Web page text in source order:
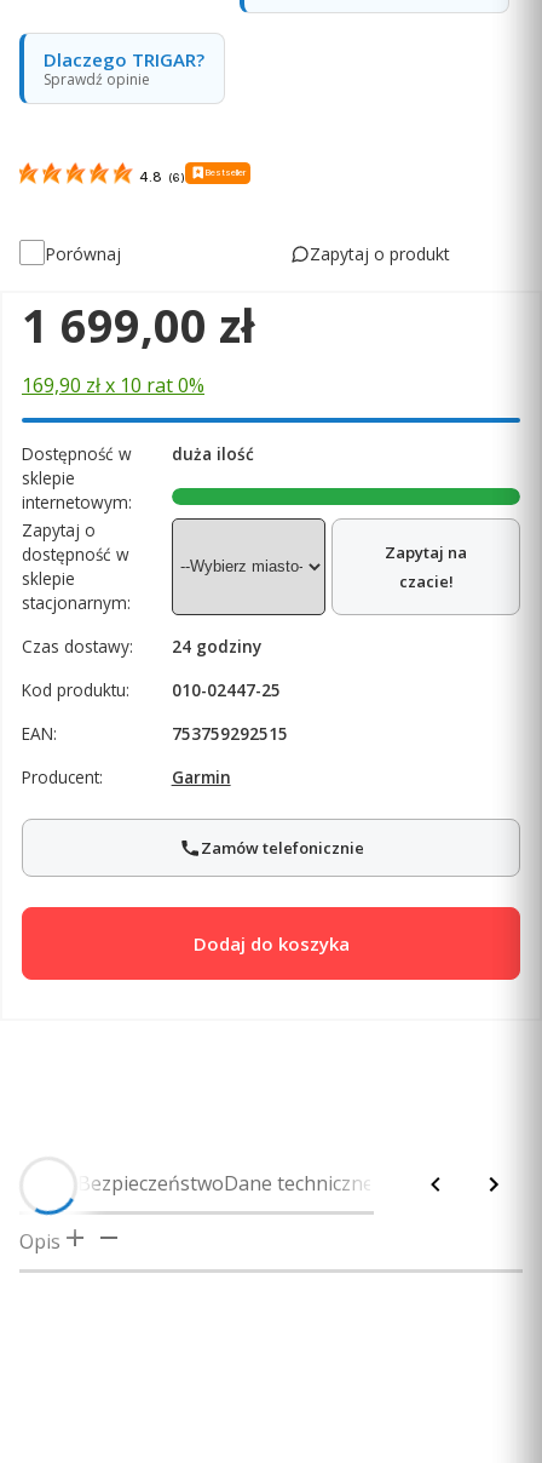
Dlaczego TRIGAR?
Sprawdź opinie
4.8 (6) Bestseller
Porównaj Zapytaj o produkt
Cena
1 699,00 zł
169,90 zł x 10 rat 0%
Dostępność w
sklepie
internetowym:
duża ilość
Zapytaj o
dostępność w
sklepie
stacjonarnym:
Zapytaj na
czacie!
Czas dostawy:
24 godziny
Kod produktu:
010-02447-25
EAN:
753759292515
Producent:
Garmin
Zamów telefonicznie
Dodaj do koszyka
Opis BezpieczeństwoDane techniczne
Opis